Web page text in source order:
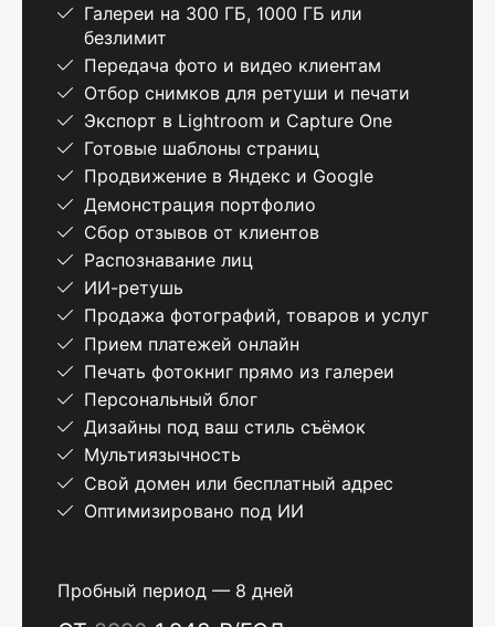
Галереи на 300 ГБ, 1000 ГБ или
безлимит
Передача фото и видео клиентам
Отбор снимков для ретуши и печати
Экспорт в Lightroom и Capture One
Готовые шаблоны страниц
Продвижение в Яндекс и Google
Демонстрация портфолио
Сбор отзывов от клиентов
Распознавание лиц
ИИ-ретушь
Продажа фотографий, товаров и услуг
Прием платежей онлайн
Печать фотокниг прямо из галереи
Персональный блог
Дизайны под ваш стиль съёмок
Мультиязычность
Свой домен или бесплатный адрес
Оптимизировано под ИИ
Пробный период — 8 дней